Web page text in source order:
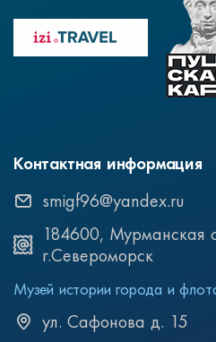
Контактная информация
smigf96@yandex.ru
184600, Мурманская
г.Североморск
Музей истории города и
ул. Сафонова д. 15